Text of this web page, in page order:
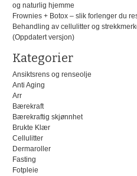
og naturlig hjemme
Frownies + Botox – slik forlenger du
Behandling av cellulitter og
(Oppdatert versjon)
Kategorier
Ansiktsrens og renseolje
Anti Aging
Arr
Bærekraft
Bærekraftig skjønnhet
Brukte Klær
Cellulitter
Dermaroller
Fasting
Fotpleie